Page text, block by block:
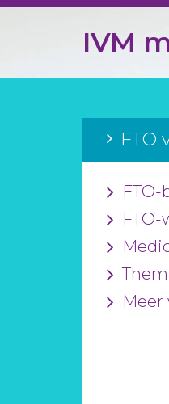
IVM
FTO
Meer